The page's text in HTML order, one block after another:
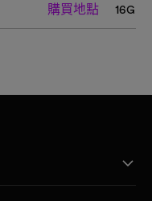
購買地點 16GB